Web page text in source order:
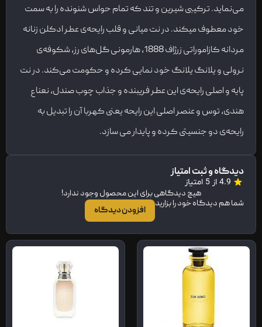
می‌نماید. ترکیبی شیرین و تند که تمام حواس شنونده را به سمت
خود معطوف میکند. در نت میانی و قلب رایحه‌ی عطر ادکلن زنانه
مردانه کازاموراتی زرژاف 1888، هارمونی گل‌های رز، شکوفه‌ی
نرولی و یلانگ یلانگ خود نمایی کرده و حکومت می‌کند. در نت
پایه و اصلی رایحه‌ی این عطر فریبنده و جذاب چوب صندل، نعناع
هندی، توس و عنصر اصلی این رایحه یعنی کهربا آن را تبدیل به
رایحه‌ی دو جنسیتی کرده و پایدار می سازد.
دیدگاه و ثبت امتیاز
4.9 از 5 امتیاز
هیچ دیدگاهی برای این محصول وجود ندارد!
شما هم دیدگاه خود را بزارید
افزودن دیدگاه